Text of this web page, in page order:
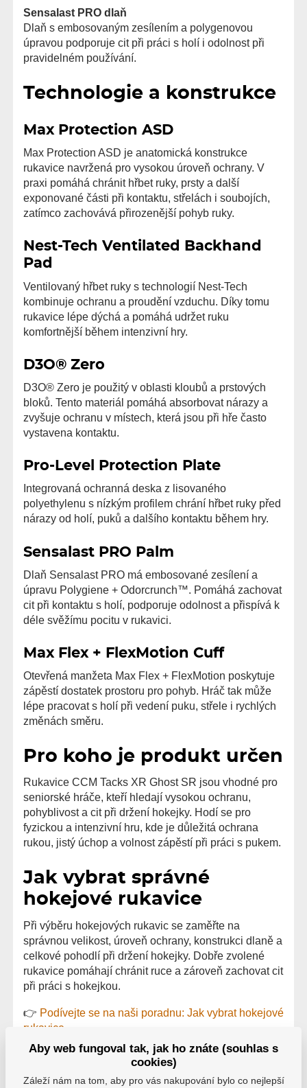
Sensalast PRO dlaň
Dlaň s embosovaným zesílením a polygenovou
úpravou podporuje cit při práci s holí i odolnost při
pravidelném používání.
Technologie a konstrukce
Max Protection ASD
Max Protection ASD je anatomická konstrukce
rukavice navržená pro vysokou úroveň ochrany. V
praxi pomáhá chránit hřbet ruky, prsty a další
exponované části při kontaktu, střelách i soubojích,
zatímco zachovává přirozenější pohyb ruky.
Nest-Tech Ventilated Backhand
Pad
Ventilovaný hřbet ruky s technologií Nest-Tech
kombinuje ochranu a proudění vzduchu. Díky tomu
rukavice lépe dýchá a pomáhá udržet ruku
komfortnější během intenzivní hry.
D3O® Zero
D3O® Zero je použitý v oblasti kloubů a prstových
bloků. Tento materiál pomáhá absorbovat nárazy a
zvyšuje ochranu v místech, která jsou při hře často
vystavena kontaktu.
Pro-Level Protection Plate
Integrovaná ochranná deska z lisovaného
polyethylenu s nízkým profilem chrání hřbet ruky před
nárazy od holí, puků a dalšího kontaktu během hry.
Sensalast PRO Palm
Dlaň Sensalast PRO má embosované zesílení a
úpravu Polygiene + Odorcrunch™. Pomáhá zachovat
cit při kontaktu s holí, podporuje odolnost a přispívá k
déle svěžímu pocitu v rukavici.
Max Flex + FlexMotion Cuff
Otevřená manžeta Max Flex + FlexMotion poskytuje
zápěstí dostatek prostoru pro pohyb. Hráč tak může
lépe pracovat s holí při vedení puku, střele i rychlých
změnách směru.
Pro koho je produkt určen
Rukavice CCM Tacks XR Ghost SR jsou vhodné pro
seniorské hráče, kteří hledají vysokou ochranu,
pohyblivost a cit při držení hokejky. Hodí se pro
fyzickou a intenzivní hru, kde je důležitá ochrana
rukou, jistý úchop a volnost zápěstí při práci s pukem.
Jak vybrat správné
hokejové rukavice
Při výběru hokejových rukavic se zaměřte na
správnou velikost, úroveň ochrany, konstrukci dlaně a
celkové pohodlí při držení hokejky. Dobře zvolené
rukavice pomáhají chránit ruce a zároveň zachovat cit
při práci s hokejkou.
👉 Podívejte se na naši poradnu: Jak vybrat hokejové
rukavice
Aby web fungoval tak, jak ho znáte (souhlas s
cookies)
Záleží nám na tom, aby pro vás nakupování bylo co nejlepší